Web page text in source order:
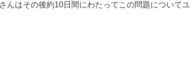
んはその後約10日間にわたってこの問題についてユ